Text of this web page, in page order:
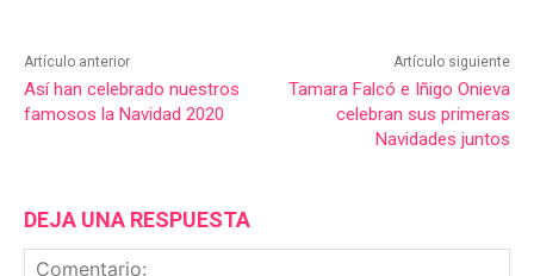
Artículo anterior
Así han celebrado nuestros
famosos la Navidad 2020
Artículo siguiente
Tamara Falcó e Iñigo Onieva
celebran sus primeras
Navidades juntos
DEJA UNA RESPUESTA